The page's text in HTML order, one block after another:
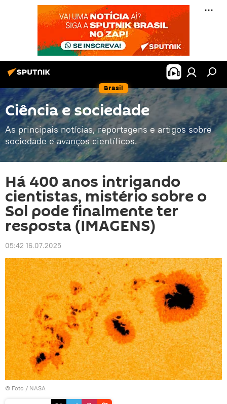
Brasil
Ciência e sociedade
As principais notícias, reportagens e artigos sobre
sociedade e avanços científicos.
Há 400 anos intrigando
cientistas, mistério sobre o
Sol pode finalmente ter
resposta (IMAGENS)
05:42 16.07.2025
© Foto / NASA